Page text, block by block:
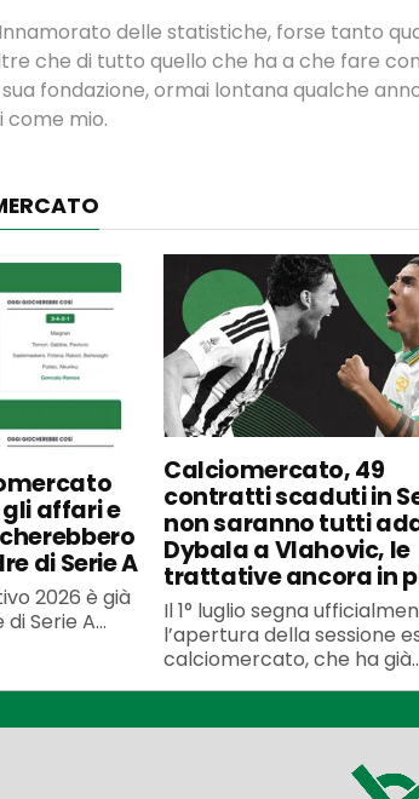
Innamorato delle statistiche, forse tanto
che di tutto quello che ha a che fare
fondazione, ormai lontana qualche
come mio.
affari e
di Serie A
2026 è già
Serie A...
Calciomercato, 49
contratti scaduti in
non saranno tutti
Dybala a Vlahovic, le
trattative ancora in
Il 1° luglio segna
l’apertura della sessione
calciomercato, che ha